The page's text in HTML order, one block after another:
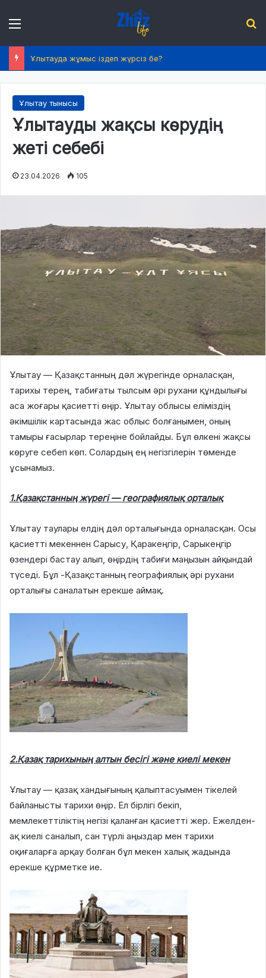
Ұлытау тынысы
Ұлытауды жақсы көрудің
жеті себебі
23.04.2026 105
Ұлытау — Қазақстанның дәл жүрегінде орналасқан,
тарихы терең, табиғаты тылсым әрі рухани құндылығы
аса жоғары қасиетті өңір. Ұлытау облысы еліміздің
әкімшілік картасында жас облыс болғанымен, оның
тамыры ғасырлар тереңіне бойлайды. Бұл өлкені жақсы
көруге себеп көп. Солардың ең негізгілерін төменде
ұсынамыз.
1.Қазақстанның жүрегі—географиялық орталық
Ұлытау таулары елдің дәл орталығында орналасқан. Осы
қасиетті мекеннен Сарысу, Қаракеңгір, Сарыкеңгір
өзендері бастау алып, өңірдің табиғи маңызын айқындай
түседі. Бұл -Қазақстанның географиялық әрі рухани
орталығы саналатын ерекше аймақ.
2.Қазақ тарихының алтын бесігі және киелі мекен
Ұлытау — қазақ хандығының қалыптасуымен тікелей
байланысты тарихи өңір. Ел бірлігі бекіп,
мемлекеттіліктің негізі қаланған қасиетті жер. Ежелден-
ақ киелі саналып, сан түрлі аңыздар мен тарихи
оқиғаларға арқау болған бұл мекен халық жадында
ерекше құрметке ие.